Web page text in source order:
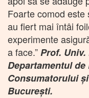
Foarte comod
au fiert mai întâi
experimente
a face.”Prof.
Departamentul
Consumatorului
București.